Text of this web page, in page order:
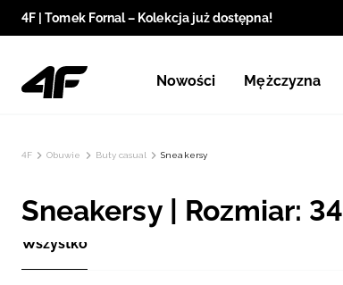
4F | Tomek Fornal – Kolekcja już dostępna!
Nowości Mężczyzna
4F Obuwie Buty casual Sneakersy
Sneakersy | Rozmiar: 34
Wszystko